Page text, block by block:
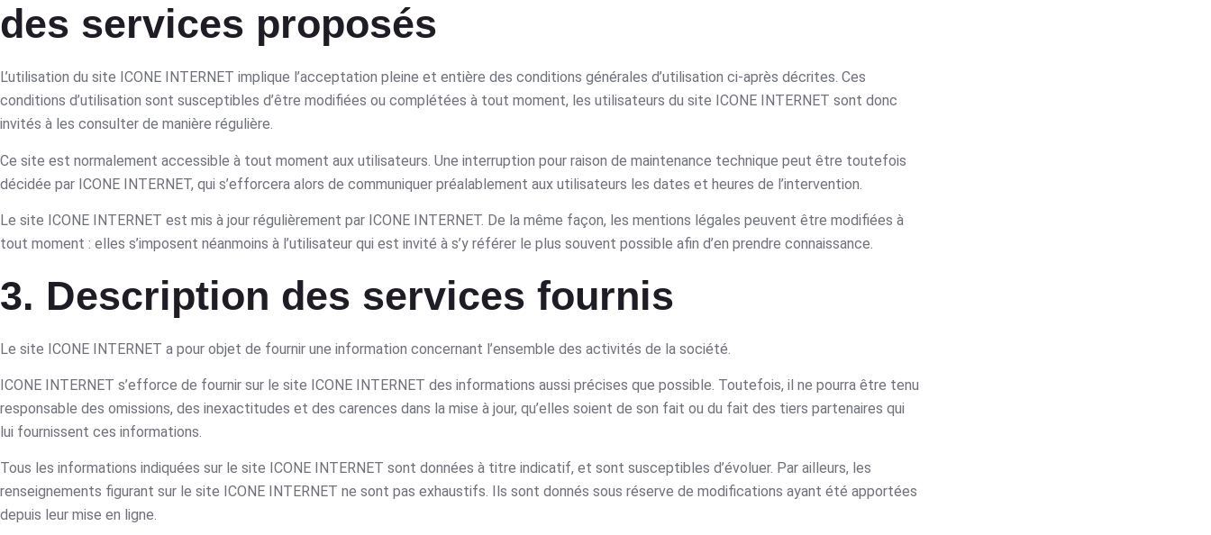
des services proposés
L’utilisation du site ICONE INTERNET implique l’acceptation pleine et entière des conditions générales d’utilisation ci-après décrites. Ces
conditions d’utilisation sont susceptibles d’être modifiées ou complétées à tout moment, les utilisateurs du site ICONE INTERNET sont donc
invités à les consulter de manière régulière.
Ce site est normalement accessible à tout moment aux utilisateurs. Une interruption pour raison de maintenance technique peut être toutefois
décidée par ICONE INTERNET, qui s’efforcera alors de communiquer préalablement aux utilisateurs les dates et heures de l’intervention.
Le site ICONE INTERNET est mis à jour régulièrement par ICONE INTERNET. De la même façon, les mentions légales peuvent être modifiées à
tout moment : elles s’imposent néanmoins à l’utilisateur qui est invité à s’y référer le plus souvent possible afin d’en prendre connaissance.
3. Description des services fournis
Le site ICONE INTERNET a pour objet de fournir une information concernant l’ensemble des activités de la société.
ICONE INTERNET s’efforce de fournir sur le site ICONE INTERNET des informations aussi précises que possible. Toutefois, il ne pourra être tenu
responsable des omissions, des inexactitudes et des carences dans la mise à jour, qu’elles soient de son fait ou du fait des tiers partenaires qui
lui fournissent ces informations.
Tous les informations indiquées sur le site ICONE INTERNET sont données à titre indicatif, et sont susceptibles d’évoluer. Par ailleurs, les
renseignements figurant sur le site ICONE INTERNET ne sont pas exhaustifs. Ils sont donnés sous réserve de modifications ayant été apportées
depuis leur mise en ligne.